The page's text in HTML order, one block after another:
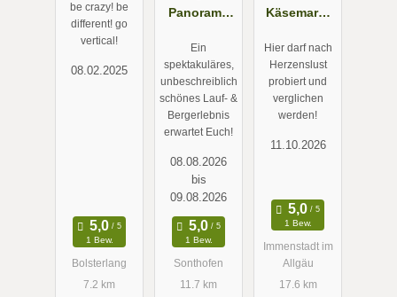
statt runter!
be crazy! be
different! go
vertical!
08.02.2025
1 Bew.
Bolsterlang
7.2 km
Panorama
2026 in
Sonthofen
Ein
spektakuläres,
unbeschreiblich
schönes Lauf- &
Bergerlebnis
erwartet Euch!
08.08.2026
bis
09.08.2026
1 Bew.
Sonthofen
11.7 km
Käsemarkt
11.10.2026
Immenstadt
Hier darf nach
Herzenslust
probiert und
verglichen
werden!
11.10.2026
1 Bew.
Immenstadt im
Allgäu
17.6 km